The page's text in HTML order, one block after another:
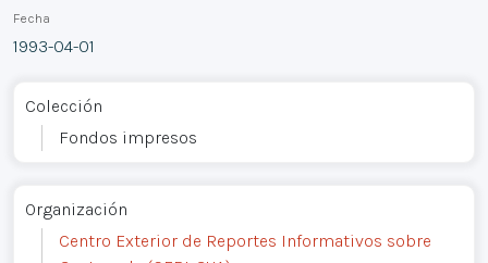
Fecha
1993-04-01
Colección
Fondos impresos
Organización
Centro Exterior de Reportes Informativos sobre